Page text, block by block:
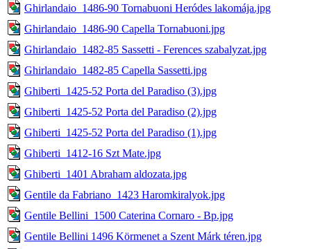
Ghirlandaio_1486-90 Tornabuoni Heródes lakomája.jpg
Ghirlandaio_1486-90 Capella Tornabuoni.jpg
Ghirlandaio_1482-85 Sassetti - Ferences szabalyzat.jpg
Ghirlandaio_1482-85 Capella Sassetti.jpg
Ghiberti_1425-52 Porta del Paradiso (3).jpg
Ghiberti_1425-52 Porta del Paradiso (2).jpg
Ghiberti_1425-52 Porta del Paradiso (1).jpg
Ghiberti_1412-16 Szt Mate.jpg
Ghiberti_1401 Abraham aldozata.jpg
Gentile da Fabriano_1423 Haromkiralyok.jpg
Gentile Bellini_1500 Caterina Cornaro - Bp.jpg
Gentile Bellini 1496 Körmenet a Szent Márk téren.jpg